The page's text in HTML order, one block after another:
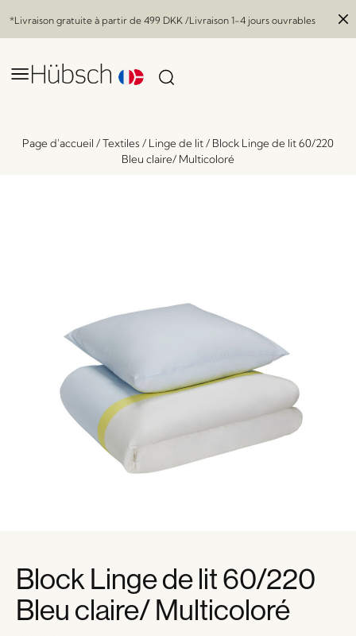
*Livraison gratuite à partir de 499 DKK /Livraison 1-4 jours ouvrables
Page d'accueil /Textiles / Linge de lit/ Block Linge de lit 60/220
Bleu claire/ Multicoloré
Block Linge de lit 60/220
Bleu claire/ Multicoloré